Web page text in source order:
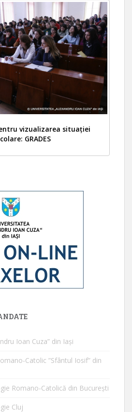
vizualizarea situației
GRADES
Ioan Cuza” din Iaşi
Catolic ”Sfântul Iosif” din
Romano-Catolică din Bucureşti
Cluj